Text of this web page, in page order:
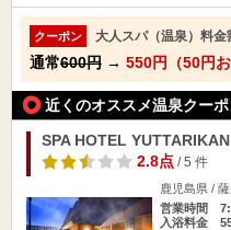
クーポン 大人スパ（温泉）料金
通常600円 → 550円（50円お
近くのオススメ温泉クー
SPA HOTEL
2.8点/ 5 件
鹿児島県 /
営業時間
入浴料金